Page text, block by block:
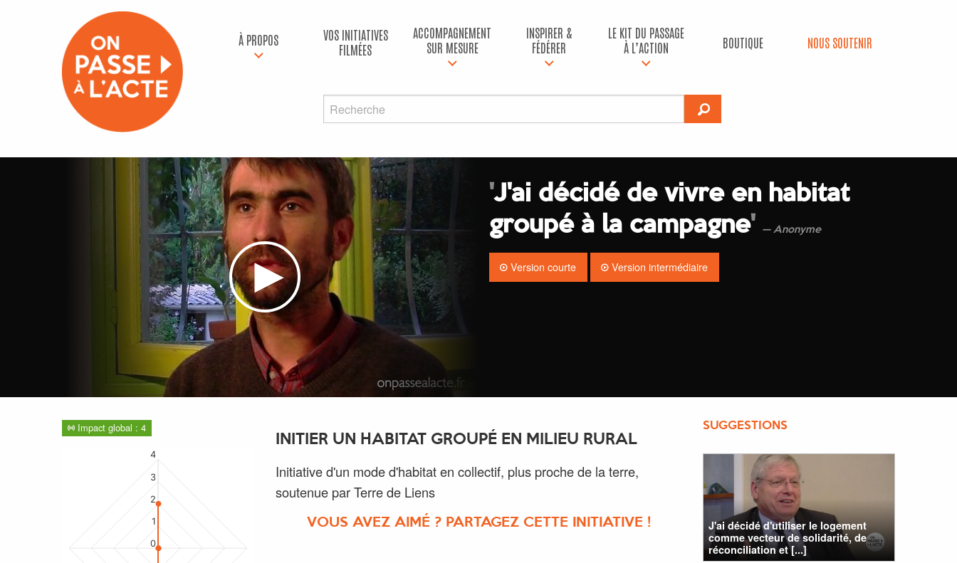
À PROPOS
VOS INITIATIVES
FILMÉES
ACCOMPAGNEMENT
SUR MESURE
INSPIRER &
FÉDÉRER
LE KIT DU PASSAGE
À L’ACTION
BOUTIQUE NOUS SOUTENIR
'J'ai décidé de vivre en habitat
groupé à la campagne' Anonyme
Version courte Version intermédiaire
Impact global : 4
0
1
2
3
4
INITIER UN HABITAT GROUPÉ EN MILIEU RURAL
Initiative d'un mode d'habitat en collectif, plus proche de la terre,
soutenue par Terre de Liens
VOUS AVEZ AIMÉ ? PARTAGEZ CETTE INITIATIVE !
SUGGESTIONS
J'ai décidé d'utiliser le logement
comme vecteur de solidarité, de
réconciliation et [...]